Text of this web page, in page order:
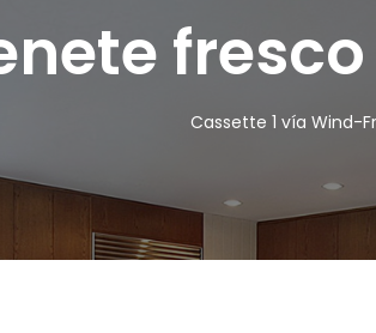
Estilo en
Cassette Circular